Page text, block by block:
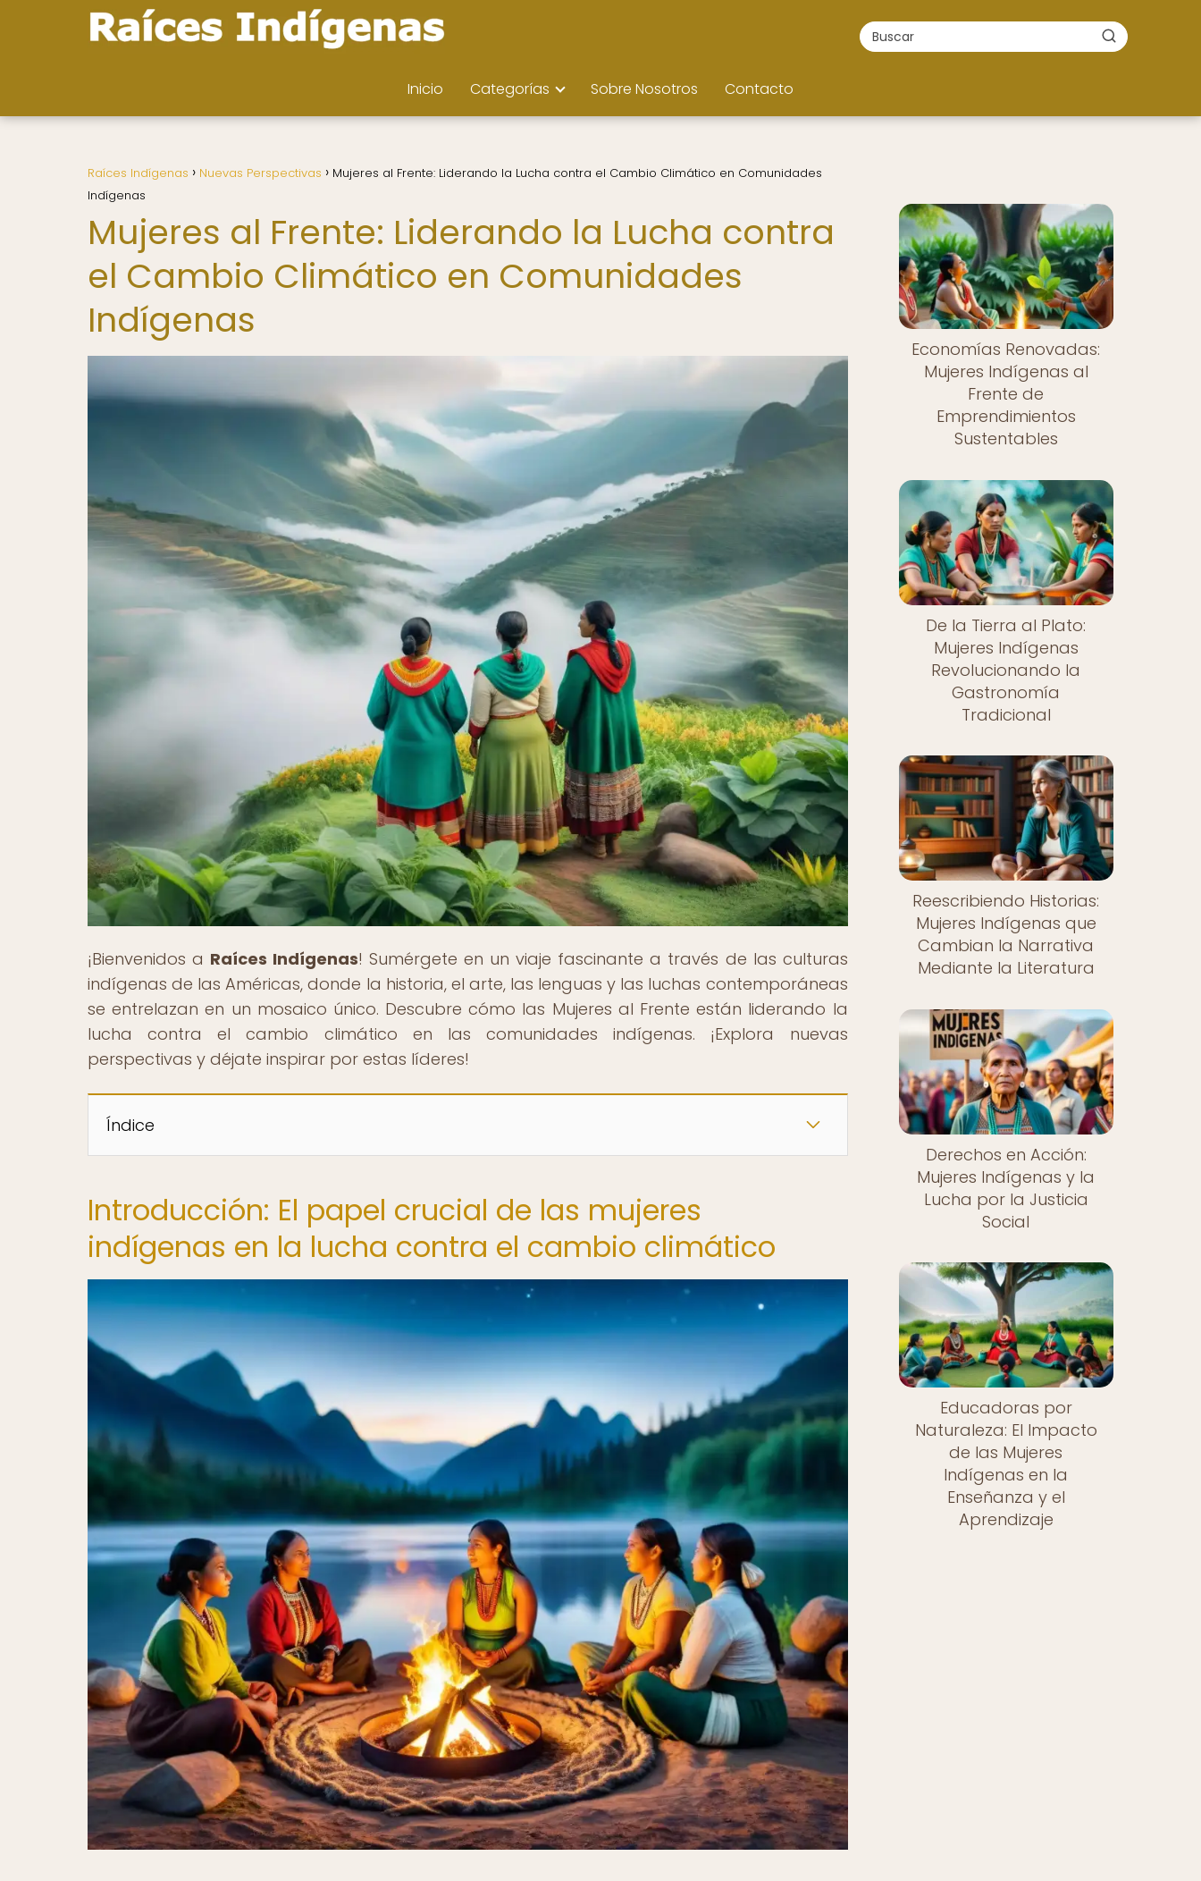
Inicio Categorías Sobre Nosotros Contacto
Raíces Indígenas Nuevas Perspectivas
Mujeres al Frente: Liderando la Lucha contra el Cambio Climático en Comunidades
Indígenas
Mujeres al Frente: Liderando la Lucha contra
el Cambio Climático en Comunidades
Indígenas
¡Bienvenidos a Raíces Indígenas! Sumérgete en un viaje fascinante a través de las culturas
indígenas de las Américas, donde la historia, el arte, las lenguas y las luchas contemporáneas
se entrelazan en un mosaico único. Descubre cómo las Mujeres al Frente están liderando la
lucha contra el cambio climático en las comunidades indígenas. ¡Explora nuevas
perspectivas y déjate inspirar por estas líderes!
Índice
Introducción: El papel crucial de las mujeres
indígenas en la lucha contra el cambio climático
Economías Renovadas:
Mujeres Indígenas al
Frente de
Emprendimientos
Sustentables
De la Tierra al Plato:
Mujeres Indígenas
Revolucionando la
Gastronomía
Tradicional
Reescribiendo Historias:
Mujeres Indígenas que
Cambian la Narrativa
Mediante la Literatura
Derechos en Acción:
Mujeres Indígenas y la
Lucha por la Justicia
Social
Educadoras por
Naturaleza: El Impacto
de las Mujeres
Indígenas en la
Enseñanza y el
Aprendizaje